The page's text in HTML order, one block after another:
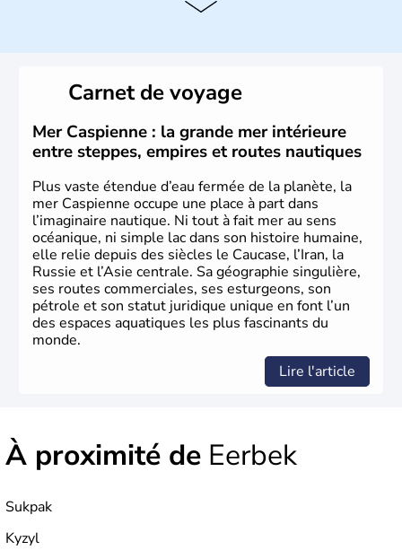
Carnet de voyage
Mer Caspienne : la grande mer intérieure
entre steppes, empires et routes nautiques
Plus vaste étendue d’eau fermée de la planète, la
mer Caspienne occupe une place à part dans
l’imaginaire nautique. Ni tout à fait mer au sens
océanique, ni simple lac dans son histoire humaine,
elle relie depuis des siècles le Caucase, l’Iran, la
Russie et l’Asie centrale. Sa géographie singulière,
ses routes commerciales, ses esturgeons, son
pétrole et son statut juridique unique en font l’un
des espaces aquatiques les plus fascinants du
monde.
Lire l'article
À proximité de Eerbek
Sukpak
Kyzyl